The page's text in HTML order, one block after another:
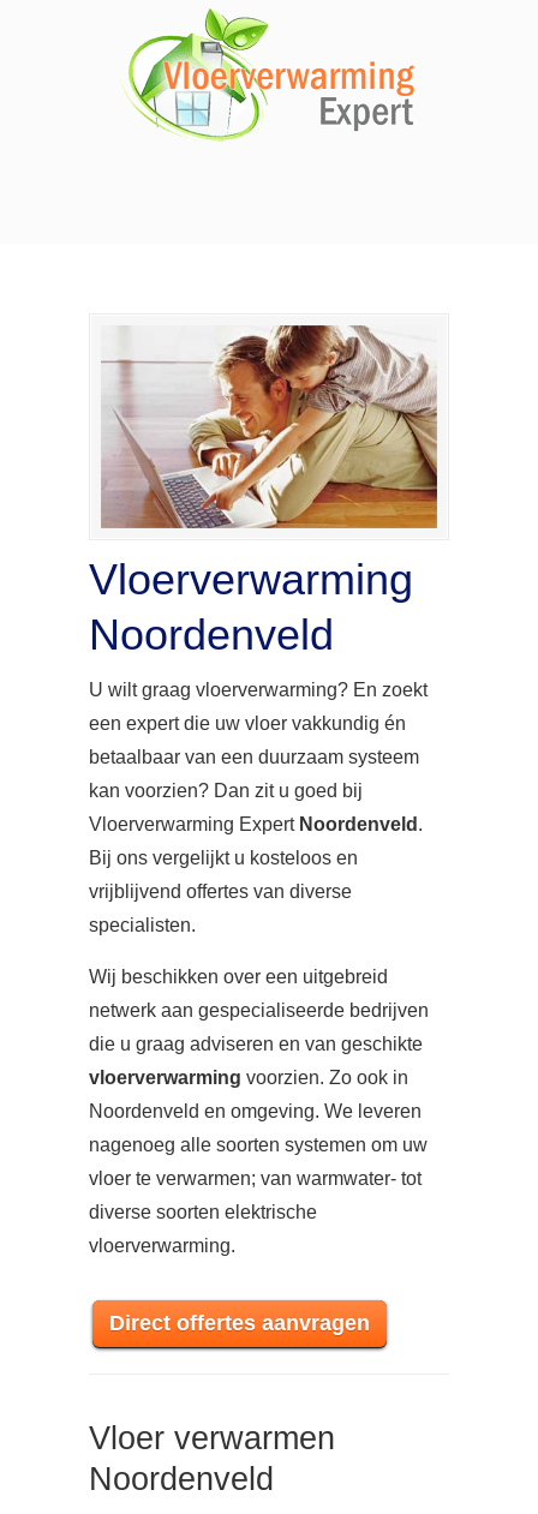
Vloerverwarming
Noordenveld
U wilt graag vloerverwarming? En zoekt
een expert die uw vloer vakkundig én
betaalbaar van een duurzaam systeem
kan voorzien? Dan zit u goed bij
Vloerverwarming Expert Noordenveld .
Bij ons vergelijkt u kosteloos en
vrijblijvend offertes van diverse
specialisten.
Wij beschikken over een uitgebreid
netwerk aan gespecialiseerde bedrijven
die u graag adviseren en van geschikte
vloerverwarming voorzien. Zo ook in
Noordenveld en omgeving. We leveren
nagenoeg alle soorten systemen om uw
vloer te verwarmen; van warmwater- tot
diverse soorten elektrische
vloerverwarming.
Direct offertes aanvragen
Vloer verwarmen
Noordenveld